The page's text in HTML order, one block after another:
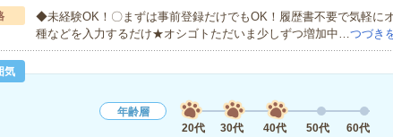
◆未経験OK！〇まずは事前登録だけでもOK！履歴書不要で気軽に
種などを入力するだけ★オシゴトただいま少しずつ増加中…つづき
気
年齢層
20代
30代 40代 50代 60代